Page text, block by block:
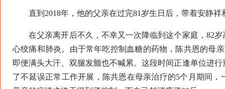
直到2018年，他的父亲在过完81岁生日后，带着安静祥
在父亲离开后不久，不幸又一次降临到这个家庭，82岁
心绞痛和肺炎。由于常年吃控制血糖的药物，陈共恩的母
即便满头大汗、双腿发颤也不喊累。这段时间正逢单位进
了不延误正常工作开展，陈共恩在母亲治疗的5个月期间